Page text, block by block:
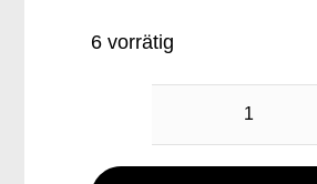
6 vorrätig